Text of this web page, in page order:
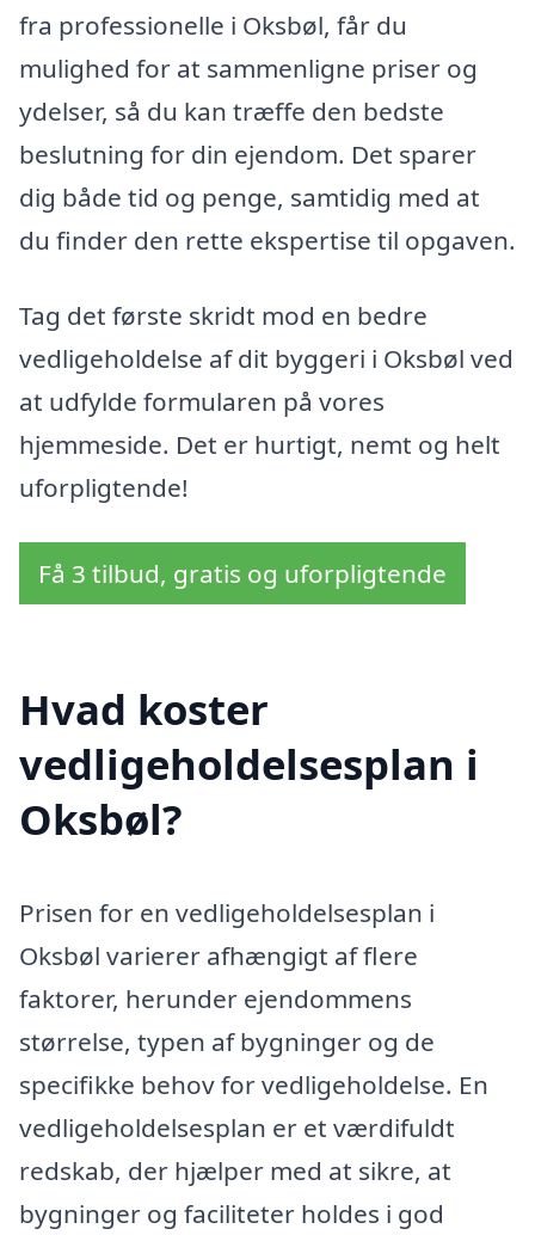
fra professionelle i Oksbøl, får du
mulighed for at sammenligne priser og
ydelser, så du kan træffe den bedste
beslutning for din ejendom. Det sparer
dig både tid og penge, samtidig med at
du finder den rette ekspertise til opgaven.
Tag det første skridt mod en bedre
vedligeholdelse af dit byggeri i Oksbøl ved
at udfylde formularen på vores
hjemmeside. Det er hurtigt, nemt og helt
uforpligtende!
Få 3 tilbud, gratis og uforpligtende
Hvad koster
vedligeholdelsesplan i
Oksbøl?
Prisen for en vedligeholdelsesplan i
Oksbøl varierer afhængigt af flere
faktorer, herunder ejendommens
størrelse, typen af bygninger og de
specifikke behov for vedligeholdelse. En
vedligeholdelsesplan er et værdifuldt
redskab, der hjælper med at sikre, at
bygninger og faciliteter holdes i god